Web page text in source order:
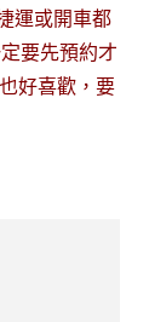
運或開車都
要先預約才
好喜歡，要